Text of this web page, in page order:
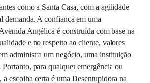
como a Santa Casa, com a agilidade
demanda. A confiança em uma
Angélica é construída com base na
e no respeito ao cliente, valores
administra um negócio, uma instituição
para qualquer emergência ou
escolha certa é uma Desentupidora na